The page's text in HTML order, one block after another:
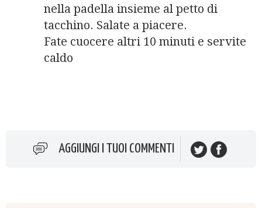
nella padella insieme al petto di
tacchino. Salate a piacere.
Fate cuocere altri 10 minuti e servite
caldo
AGGIUNGI I TUOI COMMENTI